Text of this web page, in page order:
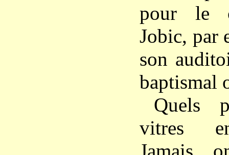
pour le
Jobic, par
son
baptismal
Quels
vitres